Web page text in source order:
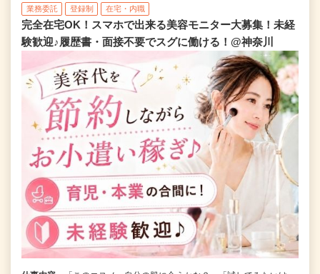
業務委託 登録制 在宅・内職
完全在宅OK！スマホで出来る美容モニター大募集！未経
験歓迎♪履歴書・面接不要でスグに働ける！@神奈川